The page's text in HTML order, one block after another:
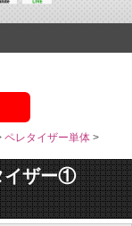
ペレタイザー単体 >
イザー①